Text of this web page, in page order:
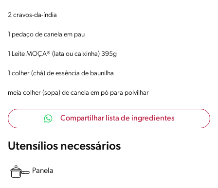
2 cravos-da-índia
1 pedaço de canela em pau
1 Leite MOÇA® (lata ou caixinha) 395g
1 colher (chá) de essência de baunilha
meia colher (sopa) de canela em pó para polvilhar
Compartilhar lista de ingredientes
Utensílios necessários
Panela